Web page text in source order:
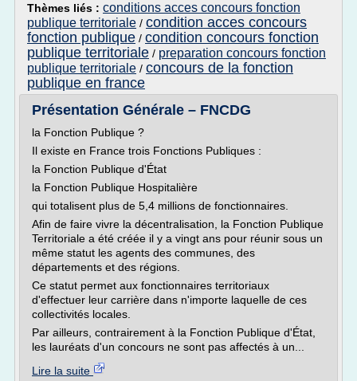
Thèmes liés : conditions acces concours fonction
publique territoriale / condition acces concours
fonction publique / condition concours fonction
publique territoriale / preparation concours fonction
publique territoriale / concours de la fonction
publique en france
Présentation Générale – FNCDG
la Fonction Publique ?
Il existe en France trois Fonctions Publiques :
la Fonction Publique d'État
la Fonction Publique Hospitalière
qui totalisent plus de 5,4 millions de fonctionnaires.
Afin de faire vivre la décentralisation, la Fonction Publique
Territoriale a été créée il y a vingt ans pour réunir sous un
même statut les agents des communes, des
départements et des régions.
Ce statut permet aux fonctionnaires territoriaux
d'effectuer leur carrière dans n'importe laquelle de ces
collectivités locales.
Par ailleurs, contrairement à la Fonction Publique d'État,
les lauréats d'un concours ne sont pas affectés à un...
Lire la suite